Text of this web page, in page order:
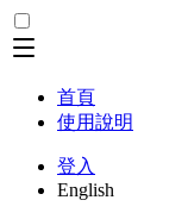
首頁
使用說明
登入
English